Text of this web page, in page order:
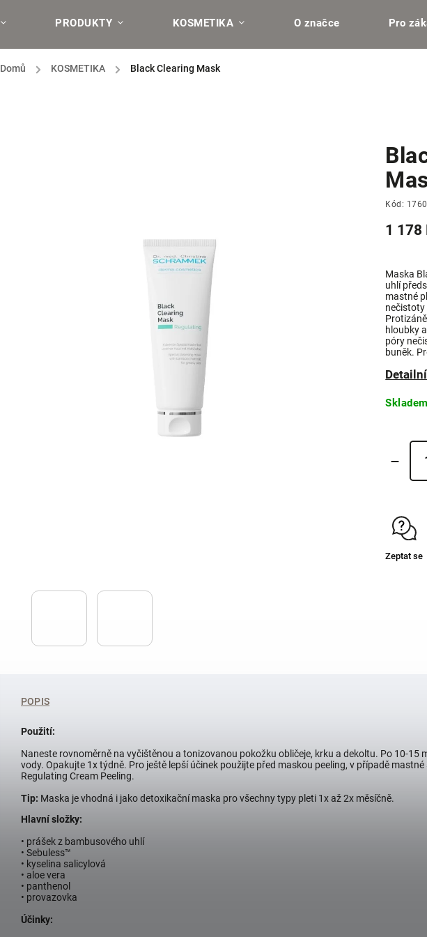
PRODUKTY KOSMETIKA O značce Pro
Domů / KOSMETIKA / Black Clearing Mask
Kód: 1760
1 178
Maska
uhlí
mastné
nečistoty
hloubky
póry
buněk.
Skladem
Zeptat se
POPIS
Použití:
Naneste rovnoměrně na vyčištěnou a tonizovanou pokožku obličeje, krku a dekoltu. Po 10-15
vody. Opakujte 1x týdně. Pro ještě lepší účinek použijte před maskou peeling, v případě
Regulating Cream Peeling.
Tip: Maska je vhodná i jako detoxikační maska pro všechny typy pleti 1x až 2x měsíčně.
Hlavní složky:
• prášek z bambusového uhlí
• Sebuless™
• kyselina salicylová
• aloe vera
• panthenol
• provazovka
Účinky: